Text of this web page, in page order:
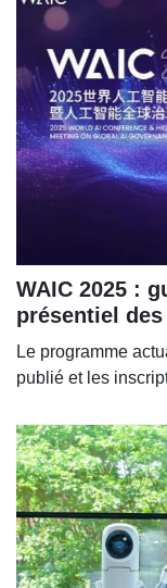
WAIC 2025 :
présentiel
Le programme
publié et les